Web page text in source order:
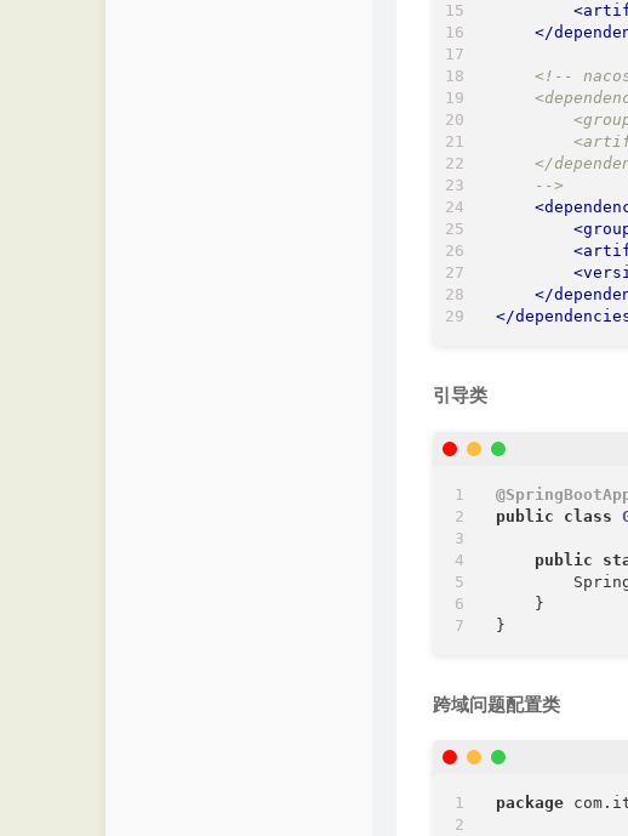
<
</
<!-- nacos
</
    -->
<
<
<
<
</
</
引导类
public
class
public
    }
跨域问题配置类
package